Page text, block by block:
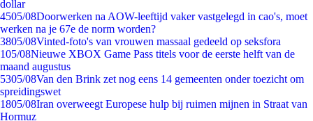
dollar
4505/08Doorwerken na AOW-leeftijd vaker vastgelegd in cao's, moet
werken na je 67e de norm worden?
3805/08Vinted-foto's van vrouwen massaal gedeeld op seksfora
105/08Nieuwe XBOX Game Pass titels voor de eerste helft van de
maand augustus
5305/08Van den Brink zet nog eens 14 gemeenten onder toezicht om
spreidingswet
1805/08Iran overweegt Europese hulp bij ruimen mijnen in Straat van
Hormuz